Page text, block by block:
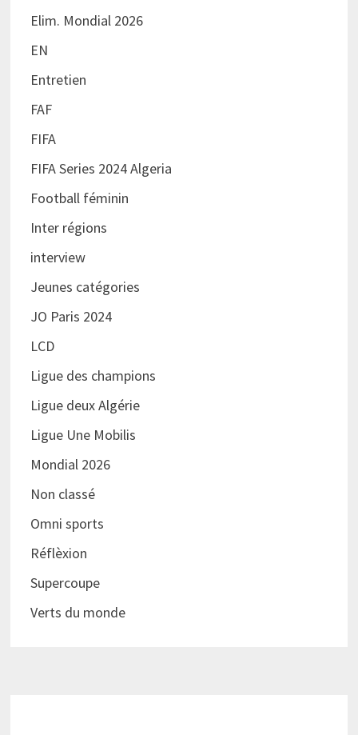
Elim. Mondial 2026
EN
Entretien
FAF
FIFA
FIFA Series 2024 Algeria
Football féminin
Inter régions
interview
Jeunes catégories
JO Paris 2024
LCD
Ligue des champions
Ligue deux Algérie
Ligue Une Mobilis
Mondial 2026
Non classé
Omni sports
Réflèxion
Supercoupe
Verts du monde